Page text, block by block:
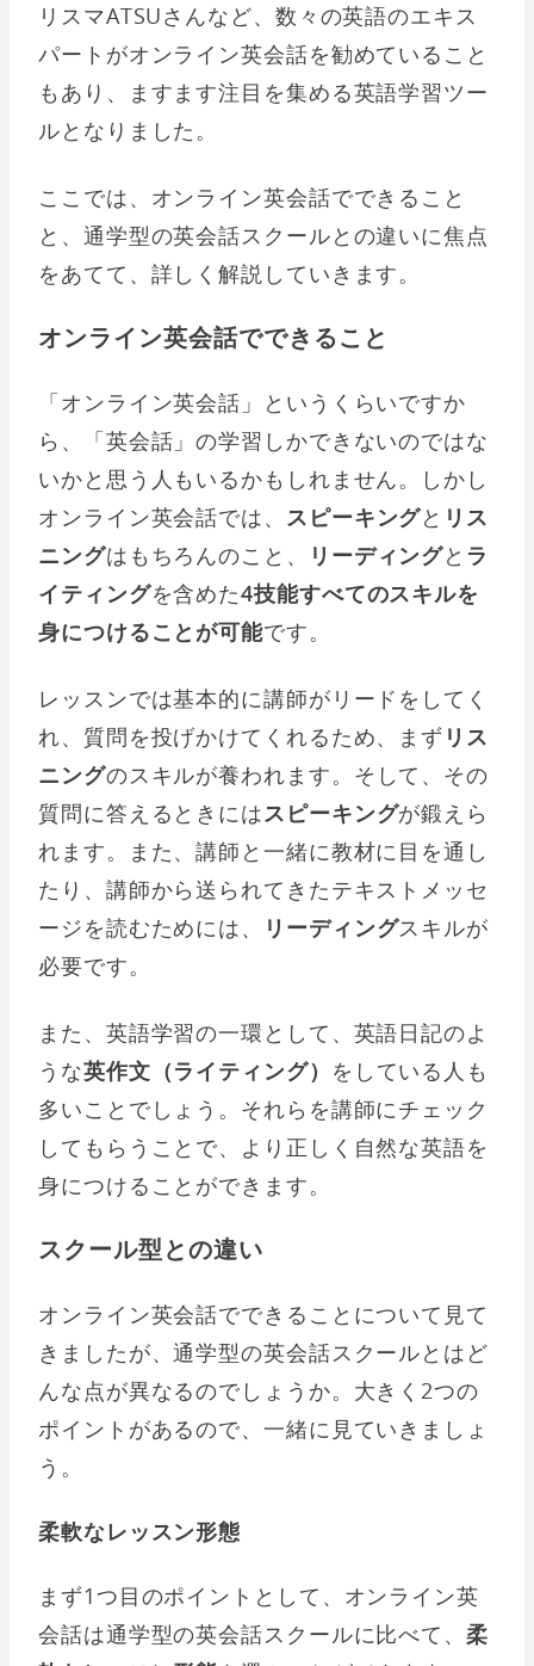
リスマATSUさんなど、数々の英語のエキス
パートがオンライン英会話を勧めていること
もあり、ますます注目を集める英語学習ツー
ルとなりました。
ここでは、オンライン英会話でできること
と、通学型の英会話スクールとの違いに焦点
をあてて、詳しく解説していきます。
オンライン英会話でできること
「オンライン英会話」というくらいですか
ら、「英会話」の学習しかできないのではな
いかと思う人もいるかもしれません。しかし
オンライン英会話では、 スピーキングと リス
ニングはもちろんのこと、 リーディングと ラ
イティングを含めた4技能すべてのスキルを
身につけることが可能です。
レッスンでは基本的に講師がリードをしてく
れ、質問を投げかけてくれるため、まず リス
ニングのスキルが養われます。そして、その
質問に答えるときにはスピーキングが鍛えら
れます。また、講師と一緒に教材に目を通し
たり、講師から送られてきたテキストメッセ
ージを読むためには、
リーディングスキルが
必要です。
また、英語学習の一環として、英語日記のよ
うな英作文（ライティング） をしている人も
多いことでしょう。それらを講師にチェック
してもらうことで、より正しく自然な英語を
身につけることができます。
スクール型との違い
オンライン英会話でできることについて見て
きましたが、通学型の英会話スクールとはど
んな点が異なるのでしょうか。大きく2つの
ポイントがあるので、一緒に見ていきましょ
う。
柔軟なレッスン形態
まず1つ目のポイントとして、オンライン英
会話は通学型の英会話スクールに比べて、柔